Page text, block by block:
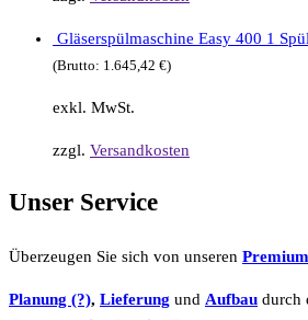
Gläserspülmaschine Easy 400 1
(Brutto: 1.645,42 €)
exkl. MwSt.
zzgl. Versandkosten
Unser Service
Überzeugen Sie sich von unseren
Planung (?), Lieferung und Aufbau durch